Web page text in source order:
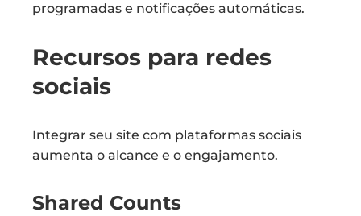
programadas e notificações automáticas.
Recursos para redes
sociais
Integrar seu site com plataformas sociais
aumenta o alcance e o engajamento.
Shared Counts